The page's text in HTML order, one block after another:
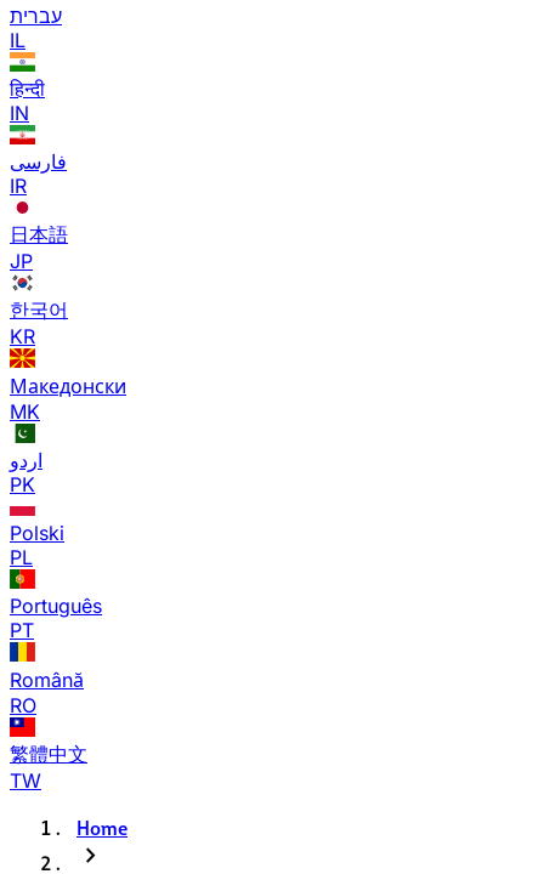
עברית
IL
हिन्दी
IN
فارسی
IR
日本語
JP
한국어
KR
Македонски
MK
اردو
PK
Polski
PL
Português
PT
Română
RO
繁體中文
TW
Home
chevron_right